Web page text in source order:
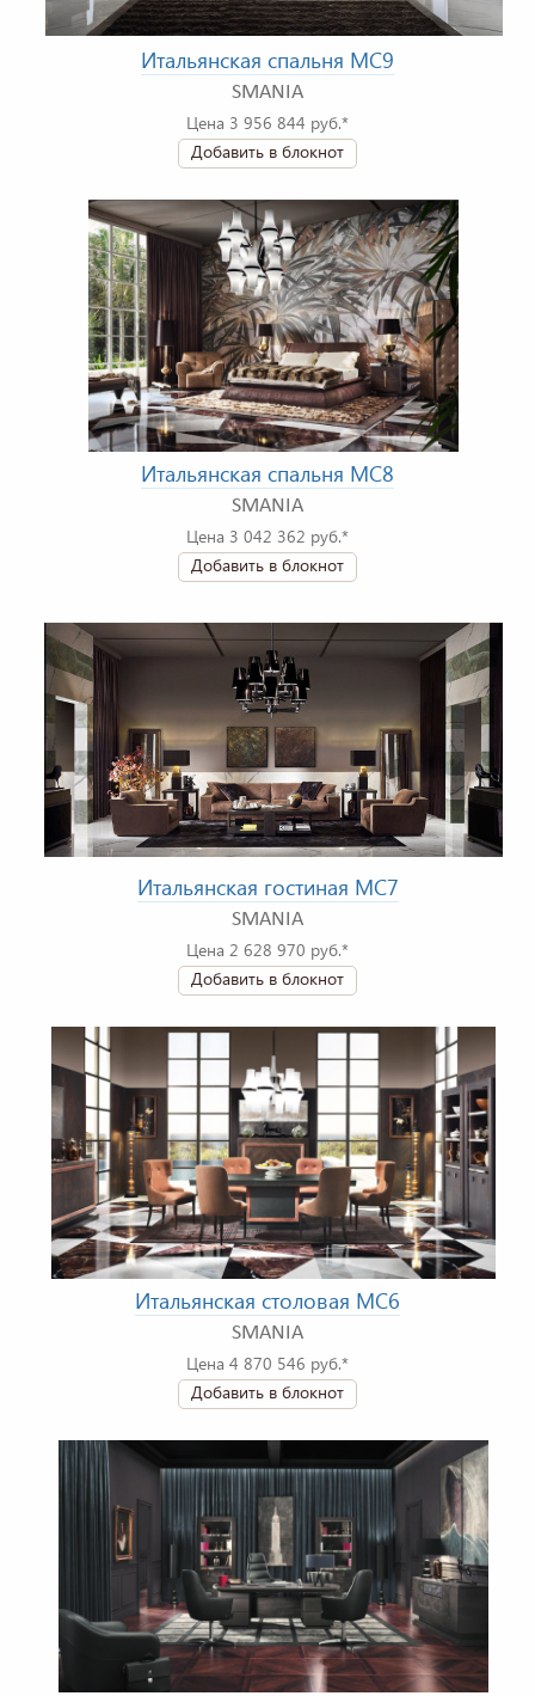
Итальянская спальня MC9
SMANIA
Цена 3 956 844 руб.*
Добавить в блокнот
Итальянская спальня MC8
SMANIA
Цена 3 042 362 руб.*
Добавить в блокнот
Итальянская гостиная MC7
SMANIA
Цена 2 628 970 руб.*
Добавить в блокнот
Итальянская столовая MC6
SMANIA
Цена 4 870 546 руб.*
Добавить в блокнот